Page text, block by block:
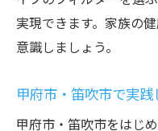
実現できます。家族の
意識しましょう。
甲府市・笛吹市で実
甲府市・笛吹市をはじ